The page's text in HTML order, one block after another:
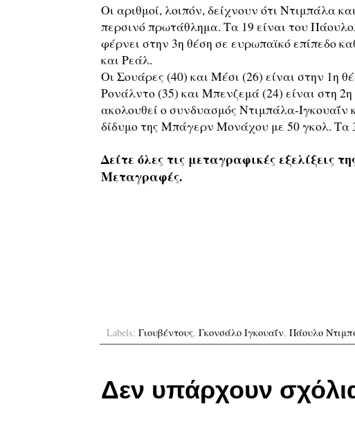
Οι αριθμοί, λοιπόν, δείχνουν ότι Ντιμπάλα
περσινό πρωτάθλημα. Τα 19 είναι του
φέρνει στην 3η θέση σε ευρωπαϊκό επίπεδο
και Ρεάλ.
Οι Σουάρες (40) και Μέσι (26) είναι στην 1η
Ρονάλντο (35) και Μπενζεμά (24) είναι στη
ακολουθεί ο συνδυασμός Ντιμπάλα-Ιγκουαΐν
δίδυμο της Μπάγερν Μονάχου με 50 γκολ. Τα
Δείτε όλες τις μεταγραφικές εξελίξεις
Μεταγραφές.
Labels: Γιουβέντους, Γκονσάλο Ιγκουαΐν, Πάουλο
Δεν υπάρχουν